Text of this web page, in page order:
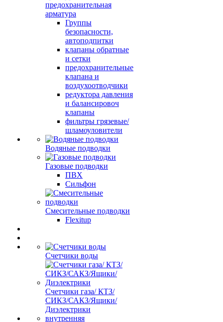
предохранительная
арматура
Группы
безопасности,
автоподпитки
клапаны обратные
и сетки
предохранительные
клапана и
воздухоотводчики
редуктора давления
и балансировоч
клапаны
фильтры грязевые/
шламоуловители
Водяные подводки
Газовые подводки
ПВХ
Сильфон
Смесительные подводки
Flexitup
Счетчики воды
Счетчики газа/ КТЗ/
СИКЗ/САКЗ/Ящики/
Диэлектрики
внутренняя